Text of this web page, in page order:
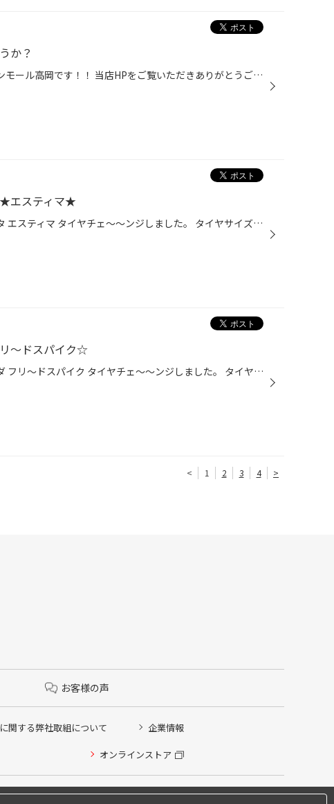
か？
こんにちは！ タイヤ館イオンモール高岡です！！ 当店HPをご覧いただきありがとうございます(≧▽≦) 年末に差しかかり、大掃除してるよ！という方もいらっしゃるかと思います。 そこで、愛車のメンテナンス→オイル交換はいかがでしょうか。 当店ではタイヤだけでなく オイル交換も実施中！ お気軽にお...
★エスティマ★
こ～んに～ちは～～☆ トヨタ エスティマ タイヤチェ～～ンジしました。 タイヤサイズ 215/60R17 ブリザック ＶＲＸ３ 215/60Ｒ17へチェ～～～ンジしました。 ありがとうございました。 ☆スタッドレスタイヤのことならタイヤ専門店のタイヤ館へお任せください★
～ドスパイク☆
こ～んに～ちは～～★ ホンダ フリ～ドスパイク タイヤチェ～～ンジしました。 タイヤサイズ 185/70Ｒ14 ブリザック ＶＲＸ３へチェ～～～ンジしました。 ありがとうございました。 ★スタッドレスタイヤのことならタイヤ専門店のタイヤ館へお任せください☆
< 1 2 3 4 >
お客様の声
関する弊社取組について 企業情報
オンラインストア